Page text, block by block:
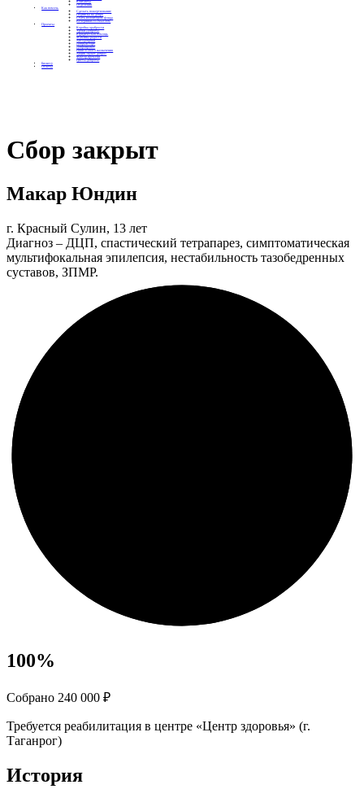
Контакты
Отделения
Как помочь
Сделать пожертвование
Подписка на добро
Стать волонтером фонда
Вечеринки со смыслом
Проекты
Коробка храбрости
Уроки Доброты
Юридическая помощь
Мамины радости
Автодобряки
Добрый торт
Добропробег
Няни особого назначения
Акция «Букет добра»
Фактор времени
Цветы доброты
Бизнесу
Отчеты
Сбор закрыт
Макар Юндин
г. Красный Сулин, 13 лет
Диагноз – ДЦП, спастический тетрапарез, симптоматическая
мультифокальная эпилепсия, нестабильность тазобедренных
суставов, ЗПМР.
100%
Собрано 240 000 ₽
Требуется реабилитация в центре «Центр здоровья» (г.
Таганрог)
История